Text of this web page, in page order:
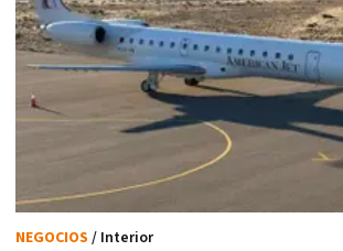
NEGOCIOS / Interior